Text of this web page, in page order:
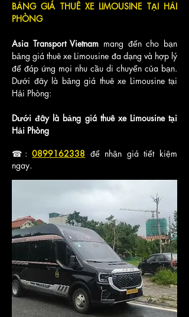
BẢNG GIÁ THUÊ XE LIMOUSINE TẠI HẢI
PHÒNG
Asia Transport Vietnam mang đến cho bạn
bảng giá thuê xe Limousine đa dạng và hợp lý
để đáp ứng mọi nhu cầu di chuyển của bạn.
Dưới đây là bảng giá thuê xe Limousine tại
Hải Phòng:
Dưới đây là bảng giá thuê xe Limousine tại
Hải Phòng
☎:0899162338 để nhận giá tiết kiệm
ngay.